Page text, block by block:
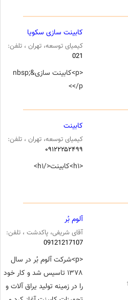
کابینت سازی سکویا
کیمیای توسعه، تهران ، تلفن:
021
<p>کابینت سازی&nbsp;
</p>
کابینت
کیمیای توسعه، تهران ، تلفن:
۰۹۱۲۲۲۵۲۴۹۹
<h۱>کابینت</h۱>
آلوم بُر
آقای شریفی، پاکدشت ، تلفن:
09121217107
<p>شرکت آلوم بُر در سال
۱۳۷۸ تاسیس شد و کار خود
را در زمینه تولید یراق آلات و